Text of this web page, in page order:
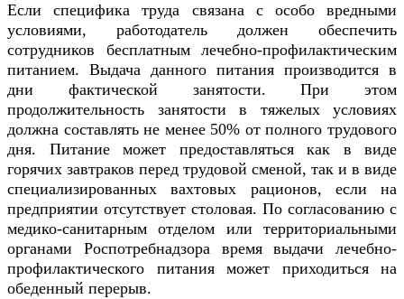
Если специфика труда связана с особо вредными
условиями, работодатель должен обеспечить
сотрудников бесплатным лечебно-профилактическим
питанием. Выдача данного питания производится в
дни фактической занятости. При этом
продолжительность занятости в тяжелых условиях
должна составлять не менее 50% от полного трудового
дня. Питание может предоставляться как в виде
горячих завтраков перед трудовой сменой, так и в виде
специализированных вахтовых рационов, если на
предприятии отсутствует столовая. По согласованию с
медико-санитарным отделом или территориальными
органами Роспотребнадзора время выдачи лечебно-
профилактического питания может приходиться на
обеденный перерыв.